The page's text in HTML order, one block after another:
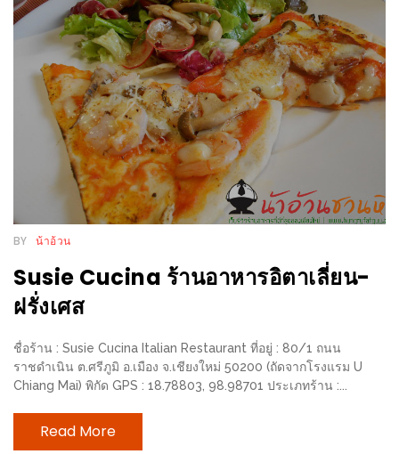
200
บาท
ชี้
เบาะแส
ความ
อร่อย
ตาม
อ้วน
ชวน
ติดต่อ
อ้วน
BY น้าอ้วน
Susie Cucina ร้านอาหารอิตาเลี่ยน-
ฝรั่งเศส
ชื่อร้าน : Susie Cucina Italian Restaurant ที่อยู่ : 80/1 ถนน
ราชดำเนิน ต.ศรีภูมิ อ.เมือง จ.เชียงใหม่ 50200 (ถัดจากโรงแรม U
Chiang Mai) พิกัด GPS : 18.78803, 98.98701 ประเภทร้าน :...
Read More